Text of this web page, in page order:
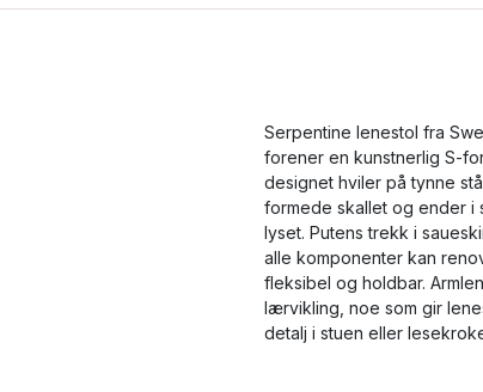
Serpentine lenestol fra
forener en kunstnerlig S-
designet hviler på tynne
formede skallet og ender i
lyset. Putens trekk i
alle komponenter kan
fleksibel og holdbar.
lærvikling, noe som gir
detalj i stuen eller